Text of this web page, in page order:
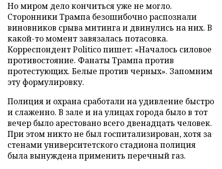
Но миром дело кончиться уже не могло.
Сторонники Трампа безошибочно распознали
виновников срыва митинга и двинулись на них. В
какой-то момент завязалась потасовка.
Корреспондент Politico пишет: «Началось силовое
противостояние. Фанаты Трампа против
протестующих. Белые против черных». Запомним
эту формулировку.
Полиция и охрана сработали на удивление быстро
и слаженно. В зале и на улицах города было в тот
вечер было арестовано всего двенадцать человек.
При этом никто не был госпитализирован, хотя за
стенами университетского стадиона полиция
была вынуждена применить перечный газ.